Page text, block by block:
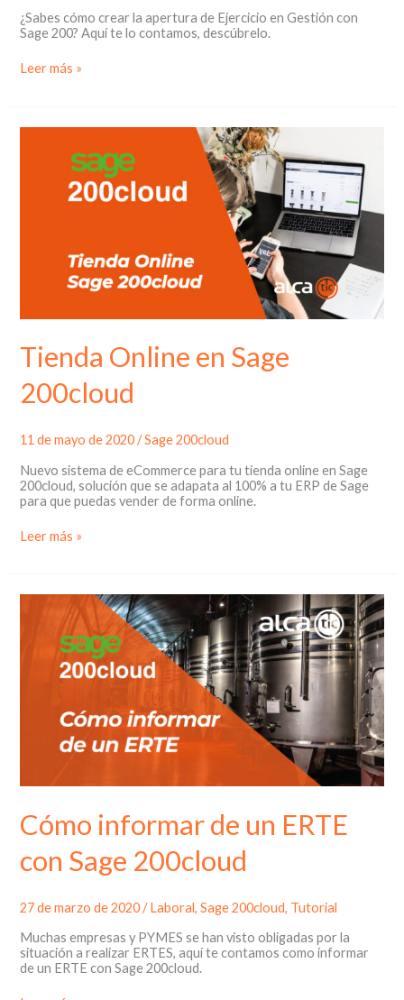
¿Sabes cómo crear la apertura de Ejercicio en Gestión con
Sage 200? Aquí te lo contamos, descúbrelo.
Apertura
Gestión
Leer más »
Tienda Online en Sage
200cloud
11 de mayo de 2020/Sage 200cloud
Nuevo sistema de eCommerce para tu tienda online en Sage
200cloud, solución que se adapata al 100% a tu ERP de Sage
para que puedas vender de forma online.
Tienda
200cloud
Leer más »
Cómo informar de un ERTE
con Sage 200cloud
27 de marzo de 2020/Laboral,Sage 200cloud, Tutorial
Muchas empresas y PYMES se han visto obligadas por la
situación a realizar ERTES, aquí te contamos como informar
de un ERTE con Sage 200cloud.